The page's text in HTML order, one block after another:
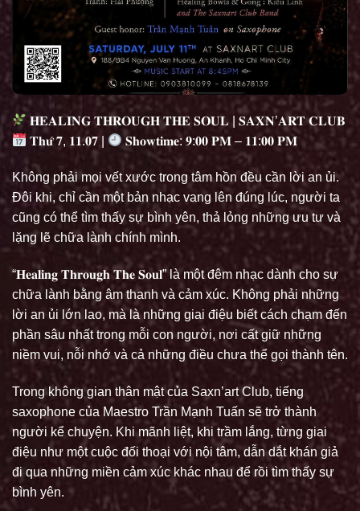
𝐇𝐄𝐀𝐋𝐈𝐍𝐆 𝐓𝐇𝐑𝐎𝐔𝐆𝐇 𝐓𝐇𝐄 𝐒𝐎𝐔𝐋 | 𝐒𝐀𝐗𝐍’𝐀𝐑𝐓 𝐂𝐋𝐔𝐁
𝐓𝐡𝐮̛́ 𝟕, 𝟏𝟏.𝟎𝟕 |
𝐒𝐡𝐨𝐰𝐭𝐢𝐦𝐞: 𝟗:𝟎𝟎 𝐏𝐌 – 𝟏𝟏:𝟎𝟎 𝐏𝐌
Không phải mọi vết xước trong tâm hồn đều cần lời an ủi.
Đôi khi, chỉ cần một bản nhạc vang lên đúng lúc, người ta
cũng có thể tìm thấy sự bình yên, thả lỏng những ưu tư và
lặng lẽ chữa lành chính mình.
“𝐇𝐞𝐚𝐥𝐢𝐧𝐠 𝐓𝐡𝐫𝐨𝐮𝐠𝐡 𝐓𝐡𝐞 𝐒𝐨𝐮𝐥” là một đêm nhạc dành cho sự
chữa lành bằng âm thanh và cảm xúc. Không phải những
lời an ủi lớn lao, mà là những giai điệu biết cách chạm đến
phần sâu nhất trong mỗi con người, nơi cất giữ những
niềm vui, nỗi nhớ và cả những điều chưa thể gọi thành tên.
Trong không gian thân mật của Saxn’art Club, tiếng
saxophone của Maestro Trần Mạnh Tuấn sẽ trở thành
người kể chuyện. Khi mãnh liệt, khi trầm lắng, từng giai
điệu như một cuộc đối thoại với nội tâm, dẫn dắt khán giả
đi qua những miền cảm xúc khác nhau để rồi tìm thấy sự
bình yên.